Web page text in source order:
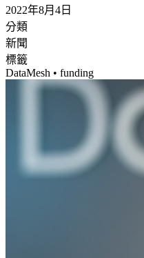
2022年8月4日
分類
新聞
標籤
DataMesh • funding